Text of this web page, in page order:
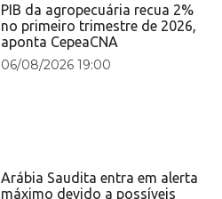
PIB da agropecuária recua 2%
no primeiro trimestre de 2026,
aponta CepeaCNA
06/08/2026 19:00
Arábia Saudita entra em alerta
máximo devido a possíveis